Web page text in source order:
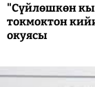
"Сүйлөшкөн
токмоктон
окуясы